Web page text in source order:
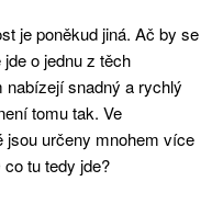
je poněkud jiná. Ač by se
o jednu z těch
snadný a rychlý
tomu tak. Ve
jsou určeny mnohem více
tu tedy jde?